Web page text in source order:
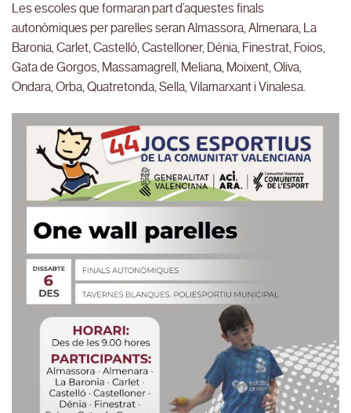
Les escoles que formaran part d’aquestes finals
autonòmiques per parelles seran Almassora, Almenara, La
Baronia, Carlet, Castelló, Castelloner, Dénia, Finestrat, Foios,
Gata de Gorgos, Massamagrell, Meliana, Moixent, Oliva,
Ondara, Orba, Quatretonda, Sella, Vilamarxant i Vinalesa.